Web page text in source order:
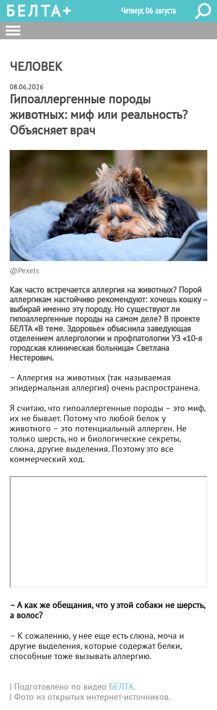
БЕЛТА+ Четверг, 06 августа
ЧЕЛОВЕК
08.06.2026
Гипоаллергенные породы
животных: миф или реальность?
Объясняет врач
@Pexels
Как часто встречается аллергия на животных? Порой
аллергикам настойчиво рекомендуют: хочешь кошку –
выбирай именно эту породу. Но существуют ли
гипоаллергенные породы на самом деле? В проекте
БЕЛТА «В теме. Здоровье» объяснила заведующая
отделением аллергологии и профпатологии УЗ «10-я
городская клиническая больница» Светлана
Нестерович.
– Аллергия на животных (так называемая
эпидермальная аллергия) очень распространена.
Я считаю, что гипоаллергенные породы – это миф,
их не бывает. Потому что любой белок у
животного – это потенциальный аллерген. Не
только шерсть, но и биологические секреты,
слюна, другие выделения. Поэтому это все
коммерческий ход.
– А как же обещания, что у этой собаки не шерсть,
а волос?
– К сожалению, у нее еще есть слюна, моча и
другие выделения, которые содержат белки,
способные тоже вызывать аллергию.
| Подготовлено по видео БЕЛТА.
| Фото из открытых интернет-источников.